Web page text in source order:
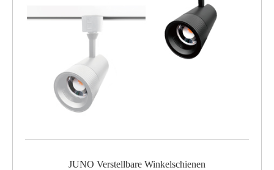
JUNO Verstellbare Winkelschienen